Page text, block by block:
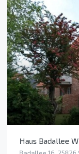
Haus Badallee